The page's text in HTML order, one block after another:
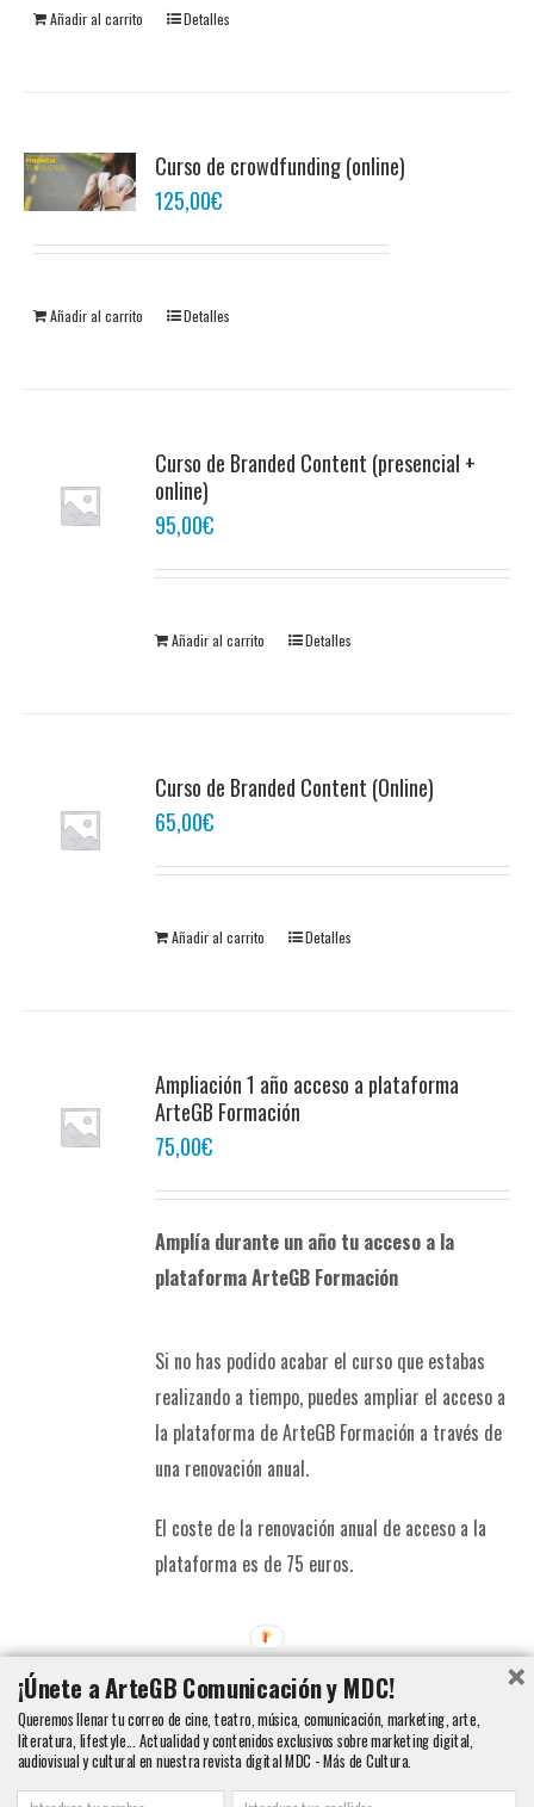
Añadir al carrito Detalles
Curso de crowdfunding (online)
125,00€
Añadir al carrito Detalles
Curso de Branded Content (presencial +
online)
95,00€
Añadir al carrito Detalles
Curso de Branded Content (Online)
65,00€
Añadir al carrito Detalles
Ampliación 1 año acceso a plataforma
ArteGB Formación
75,00€
Amplía durante un año tu acceso a la
plataforma ArteGB Formación
Si no has podido acabar el curso que estabas
realizando a tiempo, puedes ampliar el acceso a
la plataforma de ArteGB Formación a través de
una renovación anual.
El coste de la renovación anual de acceso a la
plataforma es de 75 euros.
¡Únete a ArteGB Comunicación y MDC!
Queremos llenar tu correo de cine, teatro, música, comunicación, marketing, arte,
literatura, lifestyle... Actualidad y contenidos exclusivos sobre marketing digital,
audiovisual y cultural en nuestra revista digital MDC - Más de Cultura.